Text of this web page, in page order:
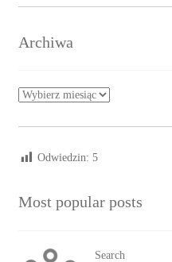
Archiwa
Archiwa
Odwiedzin: 5
Most popular posts
Search